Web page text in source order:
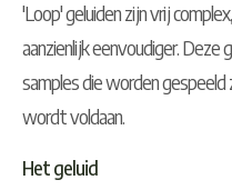
'Loop' geluiden zijn vrij
aanzienlijk eenvoudiger. Deze
samples die worden gespeeld
wordt voldaan.
Het geluid